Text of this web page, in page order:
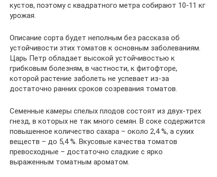
кустов, поэтому с квадратного метра собирают 10-11 кг
урожая.
Описание сорта будет неполным без рассказа об
устойчивости этих томатов к основным заболеваниям.
Царь Петр обладает высокой устойчивостью к
грибковым болезням, в частности, к фитофторе,
которой растение заболеть не успевает из-за
достаточно ранних сроков созревания томатов.
Семенные камеры спелых плодов состоят из двух-трех
гнезд, в которых не так много семян. В соке содержится
повышенное количество сахара – около 2,4 %, а сухих
веществ – до 5,4 %. Вкусовые качества томатов
превосходные – достаточно сладкие с ярко
выраженным томатным ароматом.